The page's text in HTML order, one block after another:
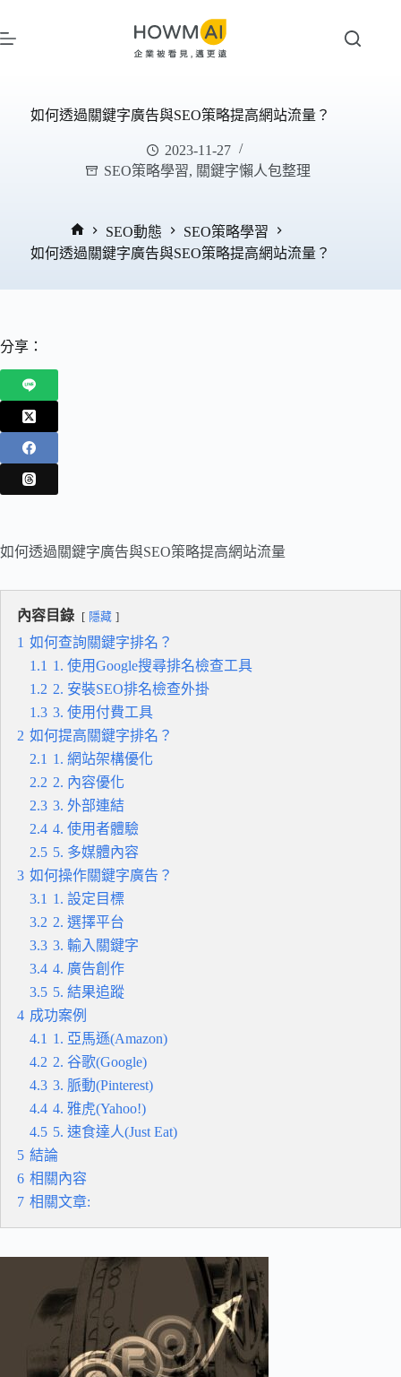
至
如何透過關鍵字廣告與SEO策略提高網站流量？
2023-11-27
SEO策略學習, 關鍵字懶人包整理
首
SEO動態
SEO策略學習
如何透過關鍵字廣告與SEO策略提高網站流量？
分享：
如何透過關鍵字廣告與SEO策略提高網站流量
內容目錄 隱藏
1 如何查詢關鍵字排名？
1.1 1. 使用Google搜尋排名檢查工具
1.2 2. 安裝SEO排名檢查外掛
1.3 3. 使用付費工具
2 如何提高關鍵字排名？
2.1 1. 網站架構優化
2.2 2. 內容優化
2.3 3. 外部連結
2.4 4. 使用者體驗
2.5 5. 多媒體內容
3 如何操作關鍵字廣告？
3.1 1. 設定目標
3.2 2. 選擇平台
3.3 3. 輸入關鍵字
3.4 4. 廣告創作
3.5 5. 結果追蹤
4 成功案例
4.1 1. 亞馬遜(Amazon)
4.2 2. 谷歌(Google)
4.3 3. 脈動(Pinterest)
4.4 4. 雅虎(Yahoo!)
4.5 5. 速食達人(Just Eat)
5 結論
6 相關內容
7 相關文章: